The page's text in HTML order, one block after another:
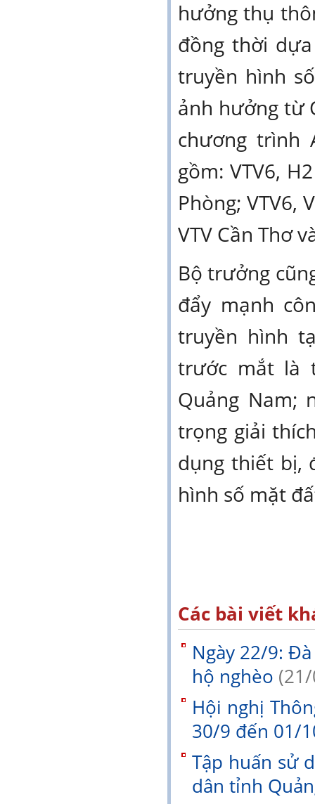
hưởng thụ
đồng thời
truyền hình
ảnh hưởng từ
chương trình
gồm: VTV6,
Phòng; VTV6,
VTV Cần Thơ
Bộ trưởng
đẩy mạnh
truyền hình
trước mắt là
Quảng Nam;
trọng giải
dụng thiết bị,
hình số mặt
Các bài viết
Ngày 22/9:
hộ nghèo
Hội nghị
30/9 đến 01/
Tập huấn sử
dân tỉnh